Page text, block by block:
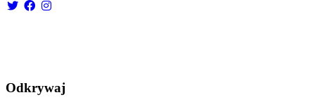
Odkrywaj